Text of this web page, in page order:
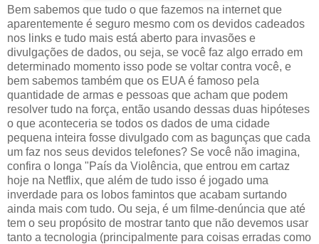
Bem sabemos que tudo o que fazemos na internet que
aparentemente é seguro mesmo com os devidos cadeados
nos links e tudo mais está aberto para invasões e
divulgações de dados, ou seja, se você faz algo errado em
determinado momento isso pode se voltar contra você, e
bem sabemos também que os EUA é famoso pela
quantidade de armas e pessoas que acham que podem
resolver tudo na força, então usando dessas duas hipóteses
o que aconteceria se todos os dados de uma cidade
pequena inteira fosse divulgado com as bagunças que cada
um faz nos seus devidos telefones? Se você não imagina,
confira o longa "País da Violência, que entrou em cartaz
hoje na Netflix, que além de tudo isso é jogado uma
inverdade para os lobos famintos que acabam surtando
ainda mais com tudo. Ou seja, é um filme-denúncia que até
tem o seu propósito de mostrar tanto que não devemos usar
tanto a tecnologia (principalmente para coisas erradas como